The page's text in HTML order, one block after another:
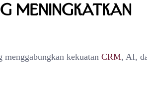
Meningkatkan
kekuatan CRM, AI,